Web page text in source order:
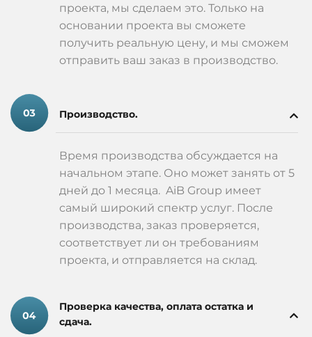
проекта, мы сделаем это. Только на
основании проекта вы сможете
получить реальную цену, и мы сможем
отправить ваш заказ в производство.
Производство.
Время производства обсуждается на
начальном этапе. Оно может занять от 5
дней до 1 месяца. AiB Group имеет
самый широкий спектр услуг. После
производства, заказ проверяется,
соответствует ли он требованиям
проекта, и отправляется на склад.
Проверка качества, оплата остатка и
сдача.